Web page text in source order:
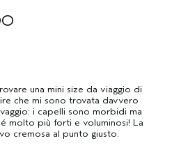
una mini size da viaggio di
che mi sono trovata davvero
i capelli sono morbidi ma
molto più forti e voluminosi! La
cremosa al punto giusto.